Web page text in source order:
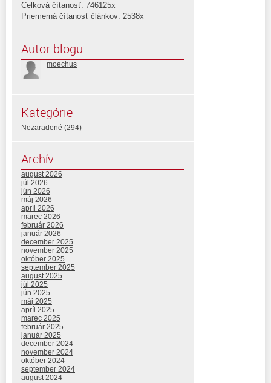
Celková čítanosť: 746125x
Priemerná čítanosť článkov: 2538x
Autor blogu
moechus
Kategórie
Nezaradené (294)
Archív
august 2026
júl 2026
jún 2026
máj 2026
apríl 2026
marec 2026
február 2026
január 2026
december 2025
november 2025
október 2025
september 2025
august 2025
júl 2025
jún 2025
máj 2025
apríl 2025
marec 2025
február 2025
január 2025
december 2024
november 2024
október 2024
september 2024
august 2024